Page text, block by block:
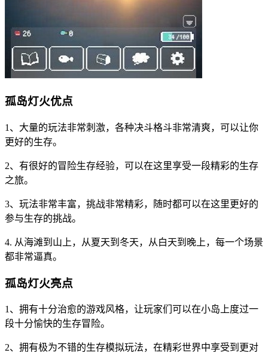
孤岛灯火优点
1、大量的玩法非常刺激，各种决斗格斗非常清爽，可以让你
更好的生存。
2、有很好的冒险生存经验，可以在这里享受一段精彩的生存
之旅。
3、玩法非常丰富，挑战非常精彩，随时都可以在这里更好的
参与生存的挑战。
4. 从海滩到山上，从夏天到冬天，从白天到晚上，每一个场景
都非常逼真。
孤岛灯火亮点
1、拥有十分治愈的游戏风格，让玩家们可以在小岛上度过一
段十分愉快的生存冒险。
2、拥有极为不错的生存模拟玩法，在精彩世界中享受到更对